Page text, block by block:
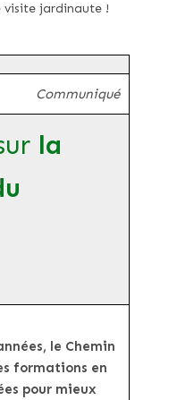
visite jardinaute !
Communiqué
la
le Chemin
formations en
pour mieux